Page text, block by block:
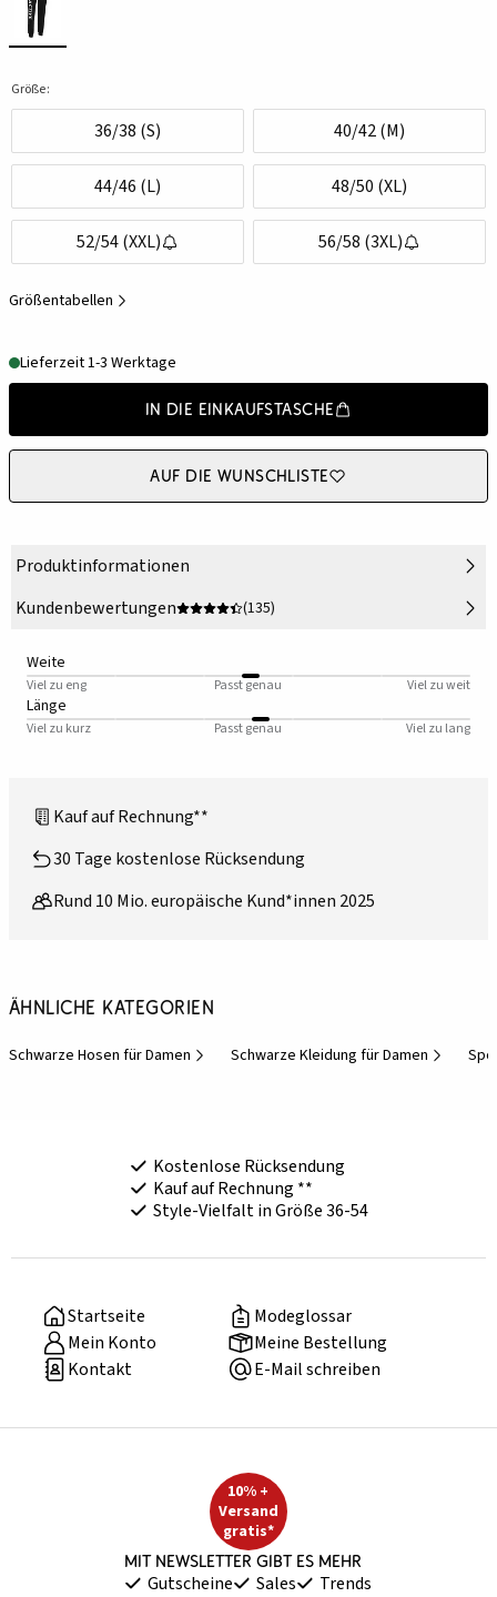
Größe:
36/38 (S) 40/42 (M)
44/46 (L) 48/50 (XL)
52/54 (XXL) 56/58 (3XL)
Größentabellen
Lieferzeit 1-3 Werktage
In die Einkaufstasche
Auf die Wunschliste
Produktinformationen
Kundenbewertungen
(135)
Weite
Viel zu eng Passt genau Viel zu weit
Länge
Viel zu kurz Passt genau Viel zu lang
Kauf auf Rechnung**
30 Tage kostenlose Rücksendung
Rund 10 Mio. europäische Kund*innen 2025
Ähnliche Kategorien
Schwarze Hosen für Damen Schwarze Kleidung für Damen
Kostenlose Rücksendung
Kauf auf Rechnung **
Style-Vielfalt in Größe 36-54
Startseite
Modeglossar
Mein Konto
Meine Bestellung
Kontakt
E-Mail schreiben
10% +
Versand
gratis*
Mit Newsletter gibt es mehr
Gutscheine Sales Trends